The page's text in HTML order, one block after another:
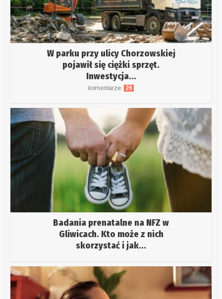
W parku przy ulicy Chorzowskiej
pojawił się ciężki sprzęt.
Inwestycja...
komentarze: 26
Badania prenatalne na NFZ w
Gliwicach. Kto może z nich
skorzystać i jak...